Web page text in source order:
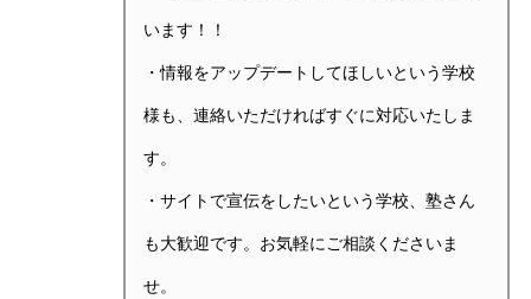
います！！
・情報をアップデートしてほしいという学校
様も、連絡いただければすぐに対応いたしま
す。
・サイトで宣伝をしたいという学校、塾さん
も大歓迎です。お気軽にご相談くださいま
せ。